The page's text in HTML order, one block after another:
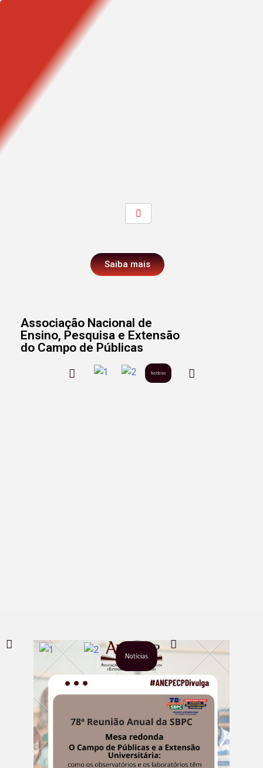
Saiba mais
Associação Nacional de
Ensino, Pesquisa e Extensão
do Campo de Públicas